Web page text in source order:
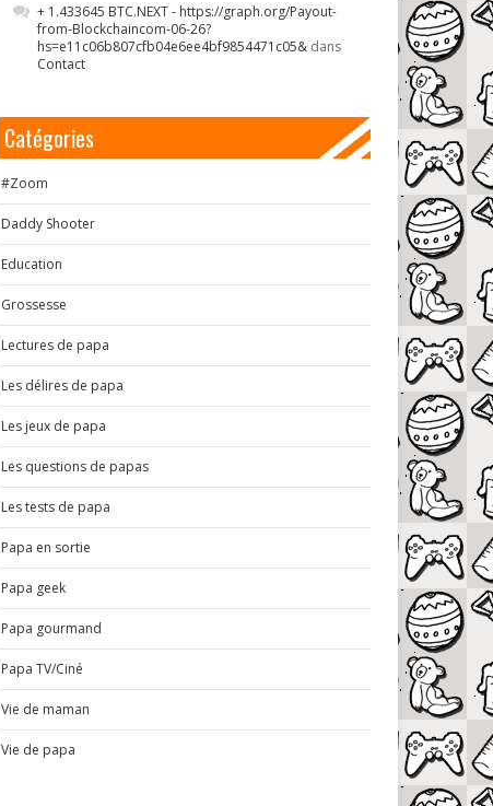
+ 1.433645 BTC.NEXT - https://graph.org/Payout-
from-Blockchaincom-06-26?
hs=e11c06b807cfb04e6ee4bf9854471c05& dans
Contact
Catégories
#Zoom
Daddy Shooter
Education
Grossesse
Lectures de papa
Les délires de papa
Les jeux de papa
Les questions de papas
Les tests de papa
Papa en sortie
Papa geek
Papa gourmand
Papa TV/Ciné
Vie de maman
Vie de papa